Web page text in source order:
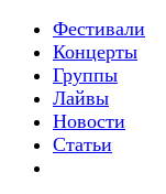
Фестивали
Концерты
Группы
Лайвы
Новости
Статьи